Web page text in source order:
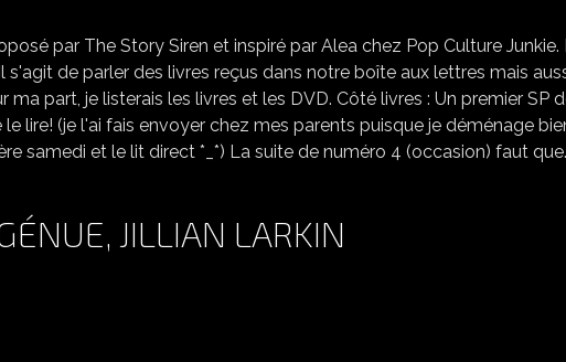
par The Story Siren et inspiré par Alea chez Pop Culture Junkie.
de parler des livres reçus dans notre boîte aux lettres mais
part, je listerais les livres et les DVD. Côté livres : Un premier SP
lire! (je l'ai fais envoyer chez mes parents puisque je déménage
samedi et le lit direct *_*) La suite de numéro 4 (occasion) faut
JILLIAN LARKIN